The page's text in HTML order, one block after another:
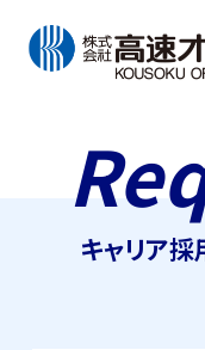
キャリア